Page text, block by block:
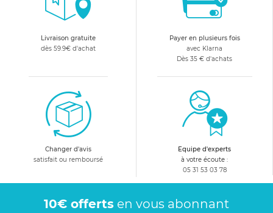
Livraison gratuite
dès 59.9€ d'achat
Payer en plusieurs fois
avec Klarna
Dès 35 € d'achats
Changer d'avis
satisfait ou remboursé
Equipe d'experts
à votre écoute :
05 31 53 03 78
10€ offerts en vous abonnant